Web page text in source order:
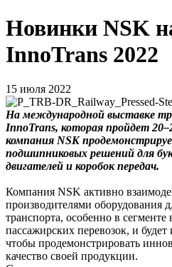
Новинки NSK
InnoTrans 2022
15 июля 2022
На международной выставке
InnoTrans, которая пройдет
компания NSK
подшипниковых решений для
двигателей и коробок передач.
Компания NSK активно
производителями оборудования
транспорта, особенно в
пассажирских перевозок, и будет
чтобы продемонстрировать
качество своей продукции.